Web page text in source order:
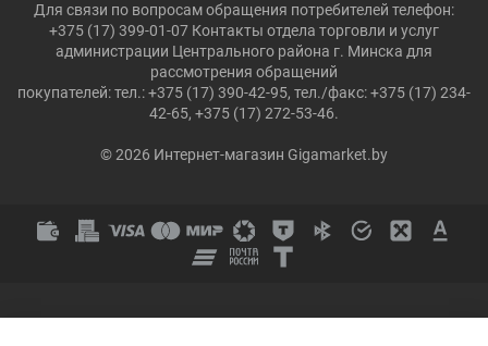
Для связи по вопросам обращения потребителей телефон:
+375 (17) 399-01-07 Контакты отдела торговли и услуг
администрации Центрального района г. Минска для
рассмотрения обращений
покупателей: тел.: +375 (17) 390-42-95, тел./факс: +375 (17) 234-
42-65, +375 (17) 272-53-46.
© 2026 Интернет-магазин Gigamarket.by